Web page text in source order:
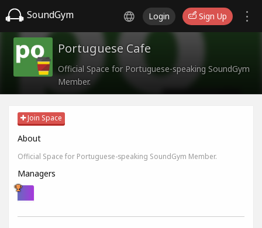
SoundGym Login Sign Up
Portuguese Cafe
Official Space for Portuguese-speaking SoundGym
Member.
Join Space
About
Official Space for Portuguese-speaking SoundGym Member.
Managers